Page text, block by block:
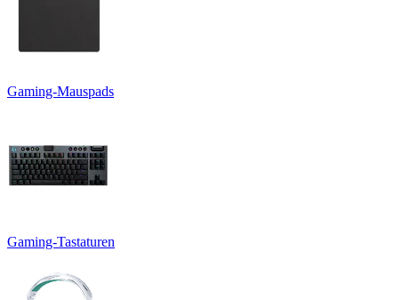
Gaming-Mauspads
Gaming-Tastaturen